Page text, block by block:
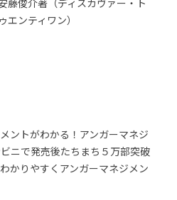
ゥエンティワン）
ントがわかる！アンガーマネジ
ニで発売後たちまち５万部突破
かりやすくアンガーマネジメン